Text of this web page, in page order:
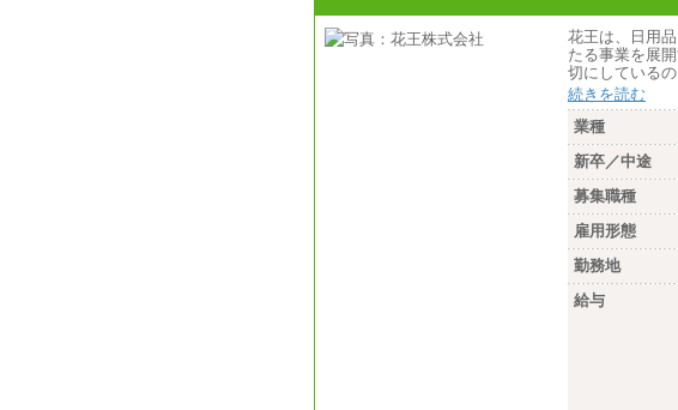
花王は、日用
たる事業を展
切にしている
続きを読む
業種
新卒／中途
募集職種
雇用形態
勤務地
給与